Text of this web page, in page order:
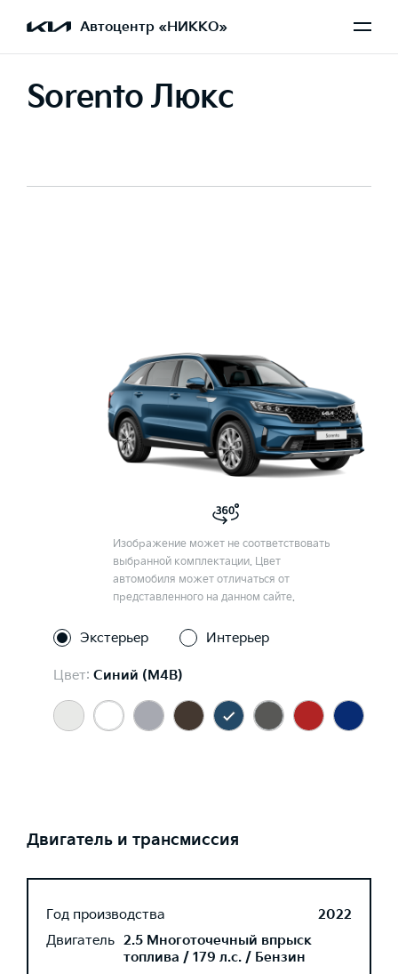
Автоцентр «НИККО»
Sorento Люкс
Изображение может не соответствовать
выбранной комплектации. Цвет
автомобиля может отличаться от
представленного на данном сайте.
Экстерьер Интерьер
Цвет: Синий (M4B)
Двигатель и трансмиссия
Год производства
2022
Двигатель 2.5 Многоточечный впрыск
топлива / 179 л.с. / Бензин